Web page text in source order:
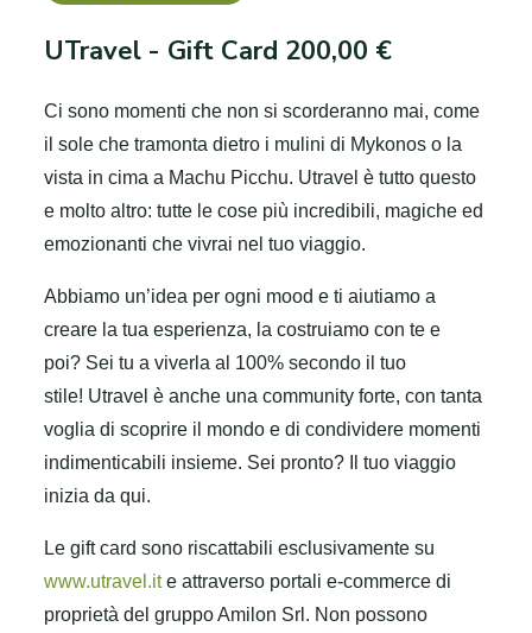
UTravel - Gift Card 200,00 €
Ci sono momenti che non si scorderanno mai, come
il sole che tramonta dietro i mulini di Mykonos o la
vista in cima a Machu Picchu. Utravel è tutto questo
e molto altro: tutte le cose più incredibili, magiche ed
emozionanti che vivrai nel tuo viaggio.
Abbiamo un’idea per ogni mood e ti aiutiamo a
creare la tua esperienza, la costruiamo con te e
poi? Sei tu a viverla al 100% secondo il tuo
stile! Utravel è anche una community forte, con tanta
voglia di scoprire il mondo e di condividere momenti
indimenticabili insieme. Sei pronto? Il tuo viaggio
inizia da qui.
Le gift card sono riscattabili esclusivamente su
www.utravel.ite attraverso portali e-commerce di
proprietà del gruppo Amilon Srl. Non possono